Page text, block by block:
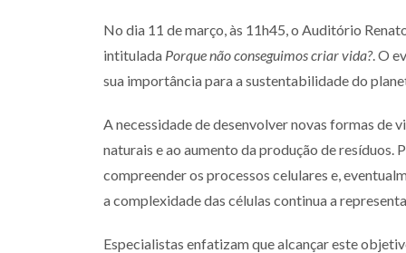
No dia 11 de março, às 11h45, o Auditório
intitulada Porque não conseguimos criar vida?. O
sua importância para a sustentabilidade do
A necessidade de desenvolver novas formas de
naturais e ao aumento da produção de resíduos.
compreender os processos celulares e,
a complexidade das células continua a
Especialistas enfatizam que alcançar este